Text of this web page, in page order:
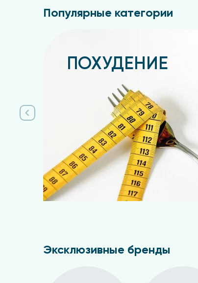
Популярные категории
ПОХУДЕНИЕ
Эксклюзивные бренды